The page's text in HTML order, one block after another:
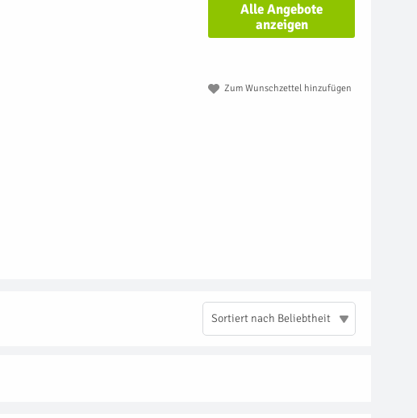
Alle Angebote
anzeigen
Zum Wunschzettel hinzufügen
Sortiert nach Beliebtheit